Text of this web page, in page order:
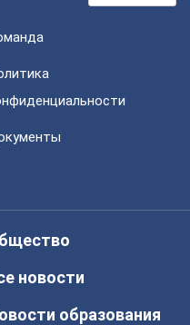
новости
образования